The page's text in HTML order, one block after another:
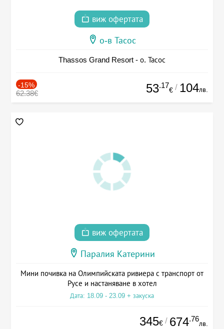
виж офертата
о-в Тасос
Thassos Grand Resort - о. Тасос
-15%
62.38€ 53.17
€ / 104лв.
виж офертата
Паралия Катерини
Мини почивка на Олимпийската ривиера с транспорт от
Русе и настаняване в хотел
Дата: 18.09 - 23.09 + закуска
345€ / 674.76
лв.